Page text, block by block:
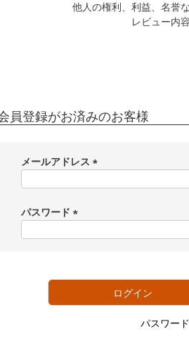
他人の権利、利益、名誉
レビュー内
員登録がお済みのお客様
メールアドレス
)
パスワード
ログイン
パスワー